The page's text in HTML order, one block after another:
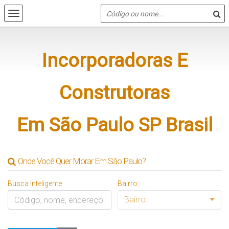
Incorporadoras E
Construtoras
Em São Paulo SP Brasil
Onde Você Quer Morar Em São Paulo?
Busca Inteligente Bairro
Bairro